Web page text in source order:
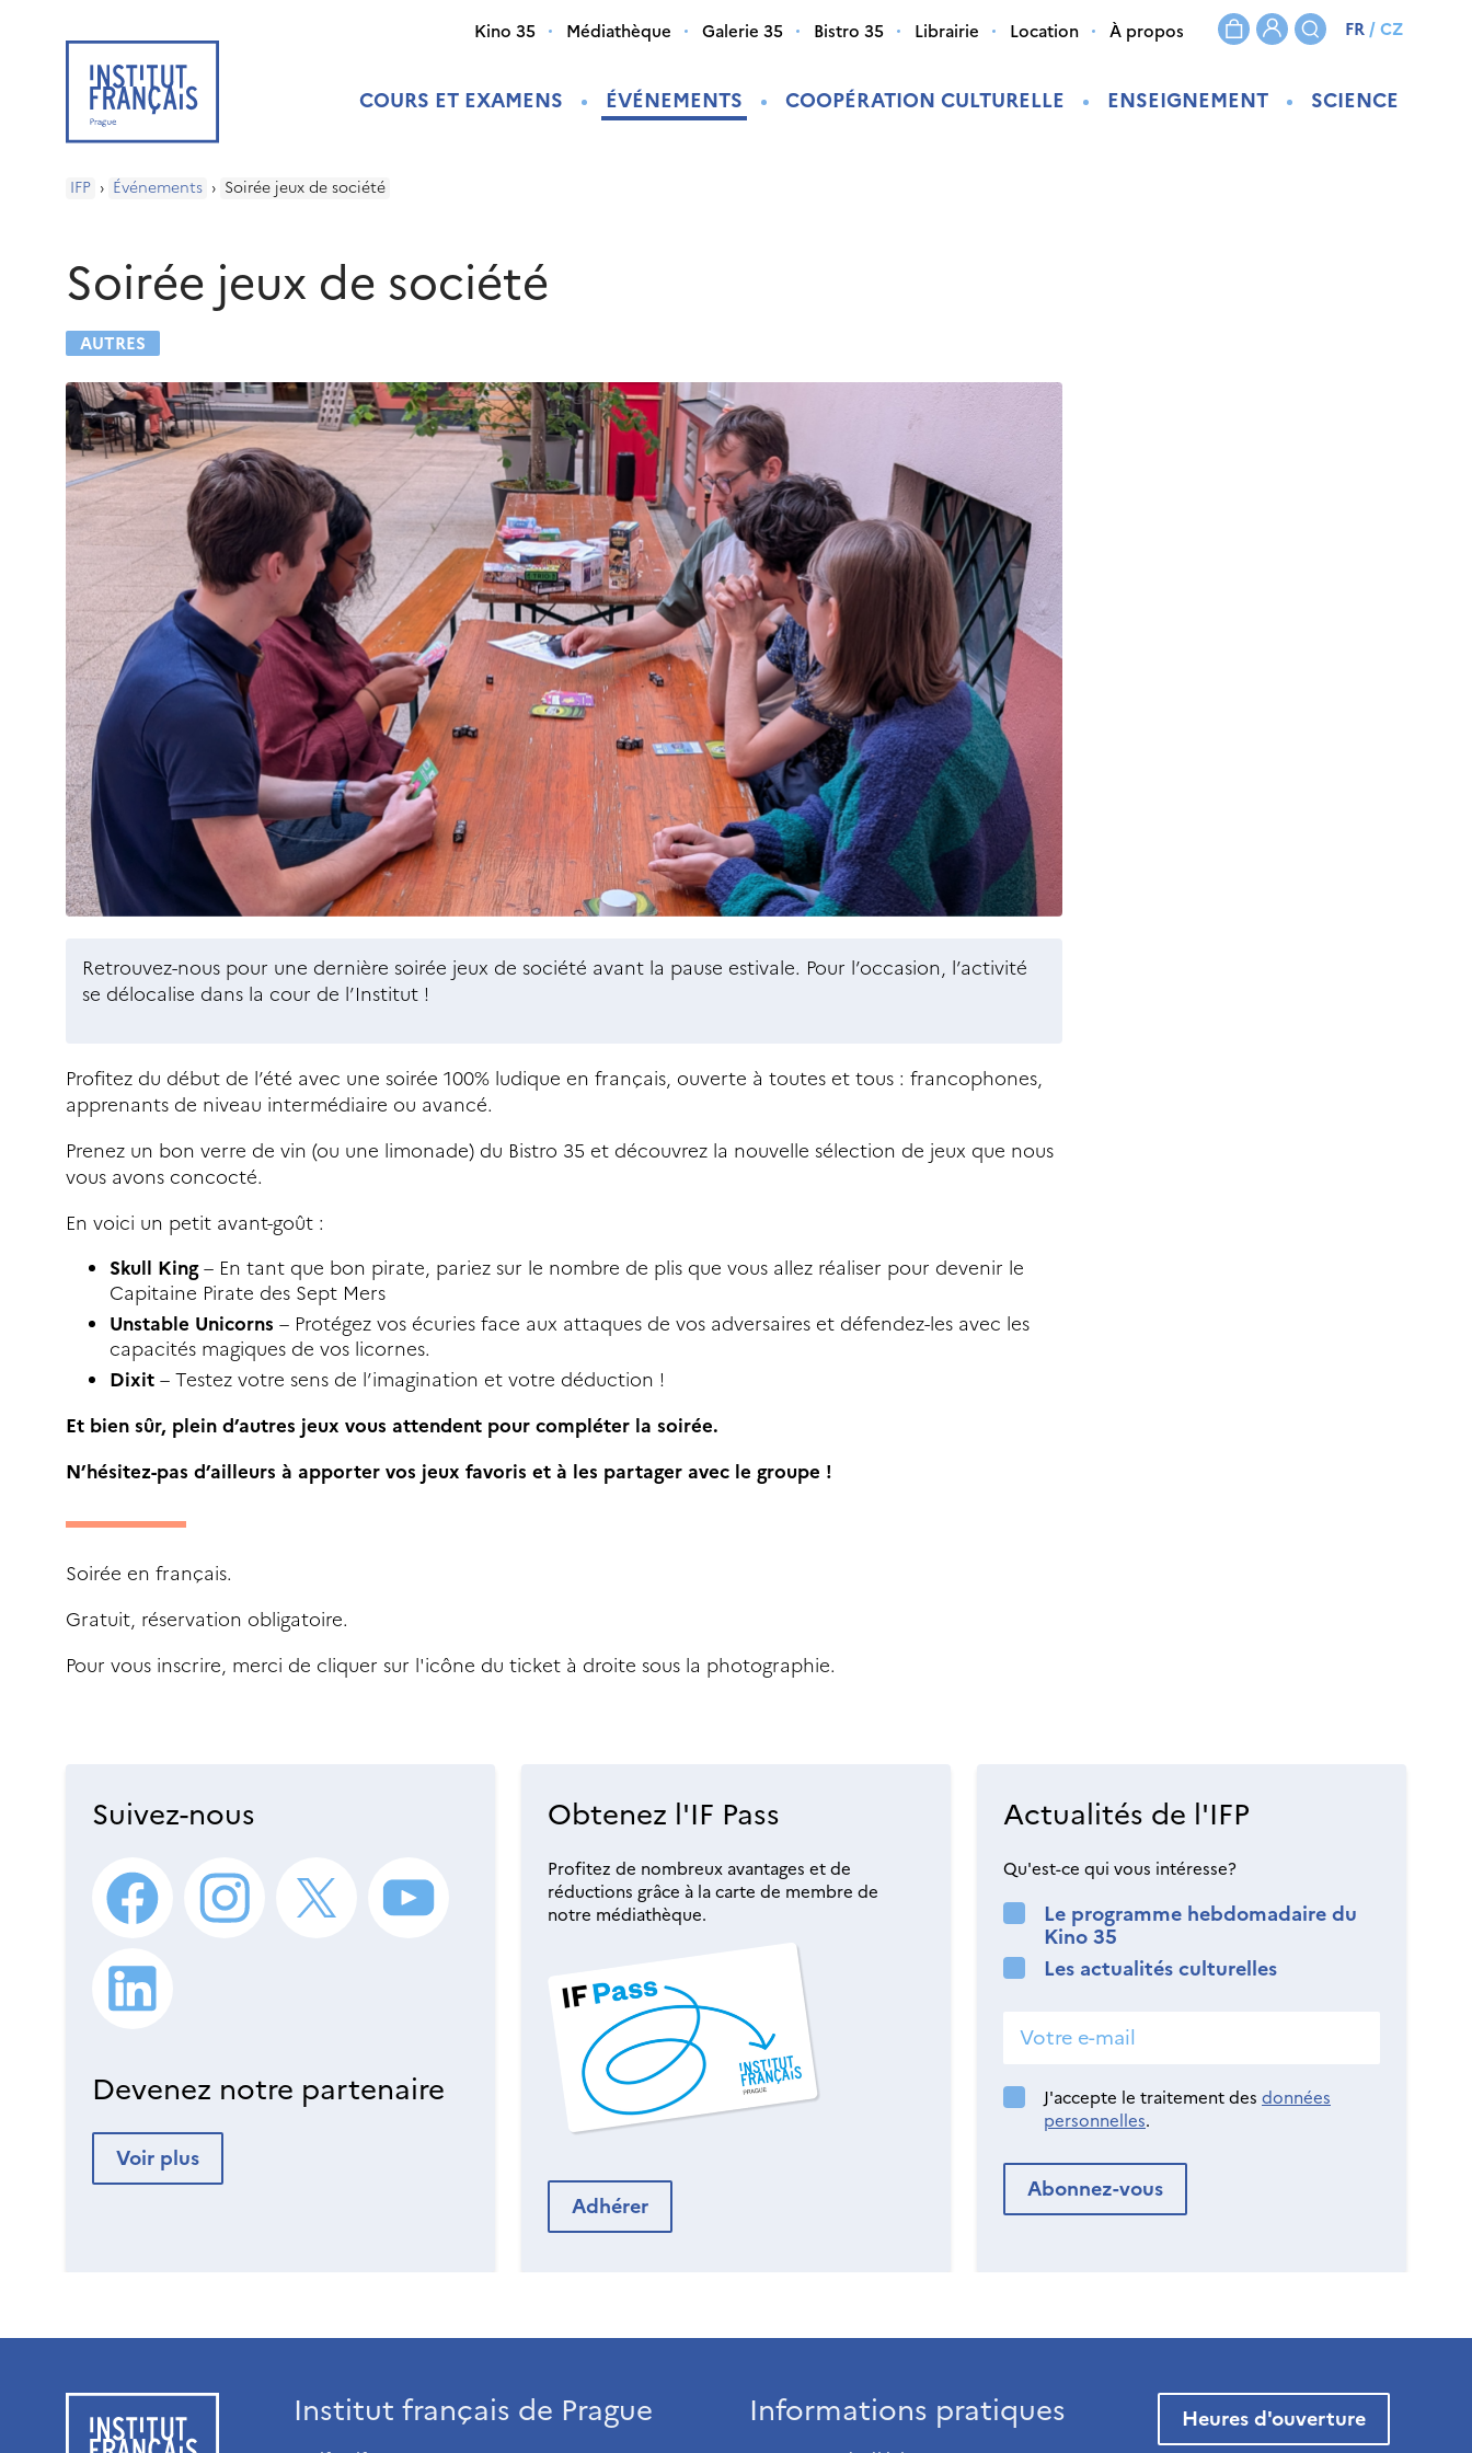
COURS ET EXAMENS ÉVÉNEMENTS COOPÉRATION CULTURELLE ENSEIGNEMENT SCIENCE
Kino 35 Médiathèque Galerie 35 Bistro 35 Librairie Location À propos FR/CZ
IFP › Événements › Soirée jeux de société
Soirée jeux de société
AUTRES
Retrouvez-nous pour une dernière soirée jeux de société avant la pause estivale. Pour l’occasion, l’activité
se délocalise dans la cour de l’Institut !
Profitez du début de l’été avec une soirée 100% ludique en français, ouverte à toutes et tous : francophones,
apprenants de niveau intermédiaire ou avancé.
Prenez un bon verre de vin (ou une limonade) du Bistro 35 et découvrez la nouvelle sélection de jeux que nous
vous avons concocté.
En voici un petit avant-goût :
Skull King– En tant que bon pirate, pariez sur le nombre de plis que vous allez réaliser pour devenir le
Capitaine Pirate des Sept Mers
Unstable Unicorns – Protégez vos écuries face aux attaques de vos adversaires et défendez-les avec les
capacités magiques de vos licornes.
Dixit– Testez votre sens de l’imagination et votre déduction !
Et bien sûr, plein d’autres jeux vous attendent pour compléter la soirée.
N’hésitez-pas d’ailleurs à apporter vos jeux favoris et à les partager avec le groupe !
Soirée en français.
Gratuit, réservation obligatoire.
Pour vous inscrire, merci de cliquer sur l'icône du ticket à droite sous la photographie.
Suivez-nous
Devenez notre partenaire
Voir plus
Obtenez l'IF Pass
Profitez de nombreux avantages et de
réductions grâce à la carte de membre de
notre médiathèque.
Adhérer
Actualités de l'IFP
Qu'est-ce qui vous intéresse?
Le programme hebdomadaire du
Kino 35
Les actualités culturelles
J'accepte le traitement des données
personnelles.
Institut français de Prague Informations pratiques Heures d'ouverture